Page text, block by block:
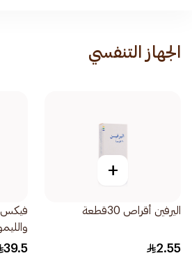
الجهاز التنفسي
+
اليرفين أقراص 30قطعة
2.55
فيكس
39.5